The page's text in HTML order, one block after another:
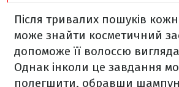
Після тривалих пошуків
може знайти косметичний
допоможе її волоссю
Однак інколи це завдання
полегшити, обравши